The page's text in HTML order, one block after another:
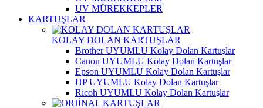
UV MÜREKKEPLER
KARTUŞLAR
KOLAY DOLAN KARTUŞLAR
Brother UYUMLU Kolay Dolan Kartuşlar
Canon UYUMLU Kolay Dolan Kartuşlar
Epson UYUMLU Kolay Dolan Kartuşlar
HP UYUMLU Kolay Dolan Kartuşlar
Ricoh UYUMLU Kolay Dolan Kartuşlar